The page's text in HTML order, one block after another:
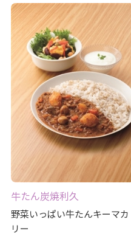
牛たん炭焼利久
野菜いっぱい牛たんキーマカ
リー